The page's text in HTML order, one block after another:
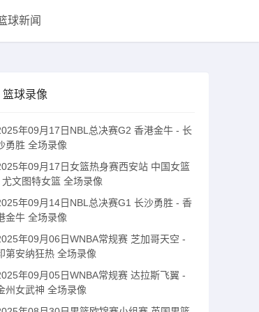
球新闻
篮球录像
年09月17日NBL总决赛G2 香港金牛 - 长
勇胜 全场录像
年09月17日女篮热身赛西安站 中国女篮
尤文图特女篮 全场录像
年09月14日NBL总决赛G1 长沙勇胜 - 香
金牛 全场录像
年09月06日WNBA常规赛 芝加哥天空 -
第安纳狂热 全场录像
年09月05日WNBA常规赛 达拉斯飞翼 -
州女武神 全场录像